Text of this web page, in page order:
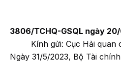
3806/TCHQ-GSQL ngày
Kính gửi: Cục Hải
Ngày 31/5/2023, Bộ Tài